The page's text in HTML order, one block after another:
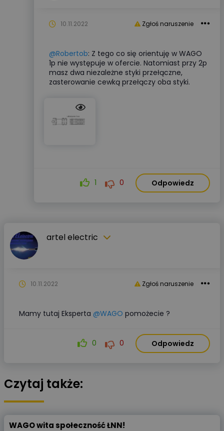
Zgłoś naruszenie
10.11.2022
@Robertob: Z tego co się orientuję w WAGO
1p nie występuje w ofercie. Natomiast przy 2p
masz dwa niezależne styki przełączne,
zasterowanie cewką przełączy oba styki.
1 0 Odpowiedz
artel electric
Zgłoś naruszenie
10.11.2022
Mamy tutaj Eksperta @WAGO pomożecie ?
0 0 Odpowiedz
Czytaj także:
WAGO wita społeczność ŁNN!